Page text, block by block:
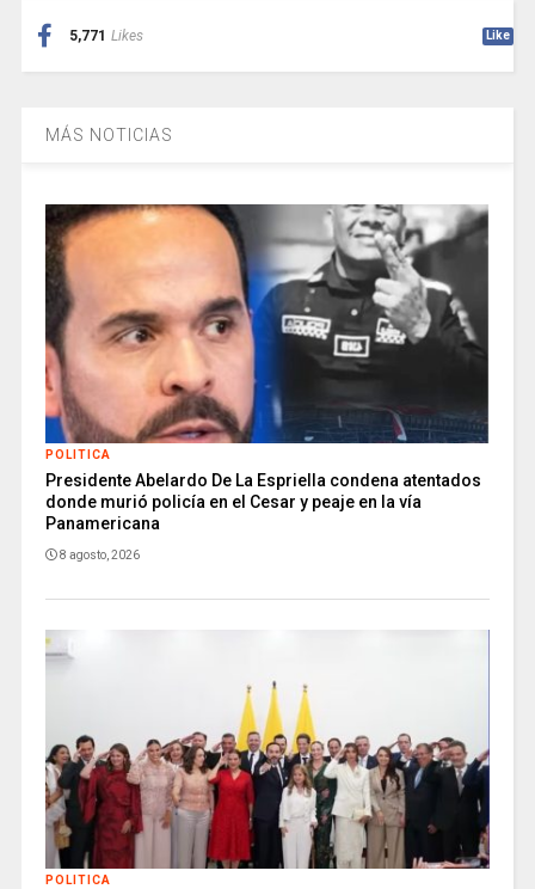
5,771 Likes Like
MÁS NOTICIAS
POLITICA
Presidente Abelardo De La Espriella condena atentados
donde murió policía en el Cesar y peaje en la vía
Panamericana
8 agosto, 2026
POLITICA